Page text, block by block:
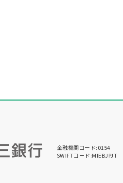
金融機関コード:0154
SWIFTコード:MIEBJPJT